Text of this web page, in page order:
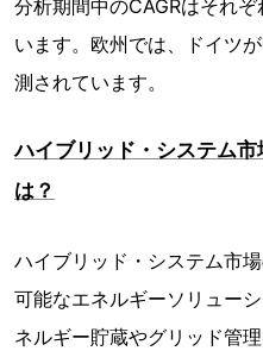
分析期間中のCAGRはそれ
います。欧州では、ドイツ
測されています。
ハイブリッド・システム
は？
ハイブリッド・システム市
可能なエネルギーソリュー
ネルギー貯蔵やグリッド管